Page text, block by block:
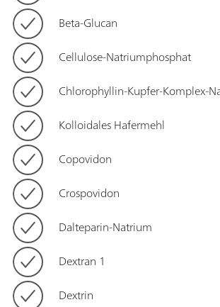
Beta-Glucan
Cellulose-Natriumphosphat
Chlorophyllin-Kupfer-Komplex-
Kolloidales Hafermehl
Copovidon
Crospovidon
Dalteparin-Natrium
Dextran 1
Dextrin